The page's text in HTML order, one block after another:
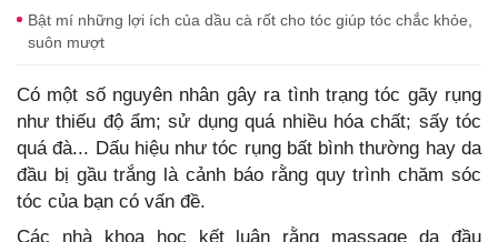
Bật mí những lợi ích của dầu cà rốt cho tóc giúp tóc chắc khỏe,
suôn mượt
Có một số nguyên nhân gây ra tình trạng tóc gãy rụng
như thiếu độ ẩm; sử dụng quá nhiều hóa chất; sấy tóc
quá đà... Dấu hiệu như tóc rụng bất bình thường hay da
đầu bị gầu trắng là cảnh báo rằng quy trình chăm sóc
tóc của bạn có vấn đề.
Các nhà khoa học kết luận rằng massage da đầu